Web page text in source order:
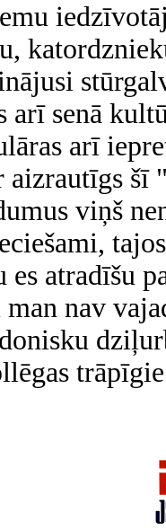
arī senā
arī
aizrautīgs šī
viņš
es atradīšu
man nav